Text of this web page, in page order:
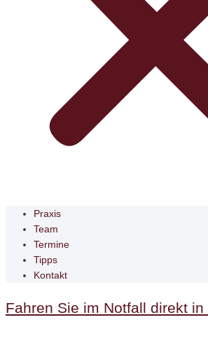
Praxis
Team
Termine
Tipps
Kontakt
Fahren Sie im Notfall direkt